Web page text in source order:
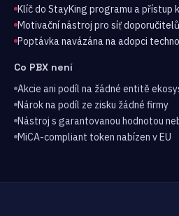
Klíč do StayKing programu a přístup
Motivační nástroj pro síť
Poptávka navázána na adopci
Co PBX není
Akcie ani podíl na žádné entitě
Nárok na podíl ze zisku žádné firmy
Nástroj s garantovanou hodnotou
MiCA-compliant token nabízen v EU